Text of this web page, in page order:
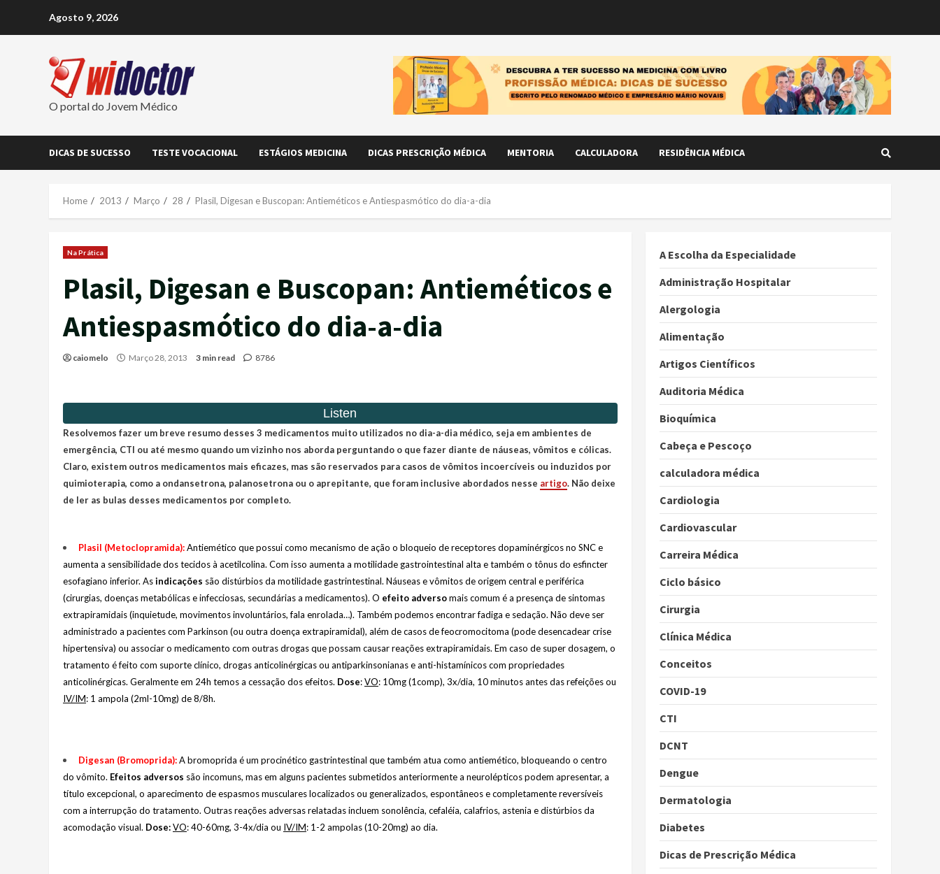
Agosto 9, 2026
O portal do Jovem Médico
DICAS DE SUCESSO TESTE VOCACIONAL ESTÁGIOS MEDICINA DICAS PRESCRIÇÃO MÉDICA MENTORIA CALCULADORA RESIDÊNCIA MÉDICA
Home 2013 Março 28 Plasil, Digesan e Buscopan: Antieméticos e Antiespasmótico do dia-a-dia
Na Prática
Plasil, Digesan e Buscopan: Antieméticos e
Antiespasmótico do dia-a-dia
caiomelo Março 28, 2013 3 min read 8786
Resolvemos fazer um breve resumo desses 3 medicamentos muito utilizados no dia-a-dia médico, seja em ambientes de
emergência, CTI ou até mesmo quando um vizinho nos aborda perguntando o que fazer diante de náuseas, vômitos e cólicas.
Claro, existem outros medicamentos mais eficazes, mas são reservados para casos de vômitos incoercíveis ou induzidos por
quimioterapia, como a ondansetrona, palanosetrona ou o aprepitante, que foram inclusive abordados nesse artigo. Não deixe
de ler as bulas desses medicamentos por completo.
Plasil (Metoclopramida):Antiemético que possui como mecanismo de ação o bloqueio de receptores dopaminérgicos no SNC e
aumenta a sensibilidade dos tecidos à acetilcolina. Com isso aumenta a motilidade gastrointestinal alta e também o tônus do esfincter
esofagiano inferior. Asindicações são distúrbios da motilidade gastrintestinal. Náuseas e vômitos de origem central e periférica
(cirurgias, doenças metabólicas e infecciosas, secundárias a medicamentos). O efeito adversomais comum é a presença de sintomas
extrapiramidais (inquietude, movimentos involuntários, fala enrolada…). Também podemos encontrar fadiga e sedação. Não deve ser
administrado a pacientes com Parkinson (ou outra doença extrapiramidal), além de casos de feocromocitoma (pode desencadear crise
hipertensiva) ou associar o medicamento com outras drogas que possam causar reações extrapiramidais. Em caso de super dosagem, o
tratamento é feito com suporte clínico, drogas anticolinérgicas ou antiparkinsonianas e anti-histamínicos com propriedades
anticolinérgicas. Geralmente em 24h temos a cessação dos efeitos. Dose:VO: 10mg (1comp), 3x/dia, 10 minutos antes das refeições ou
IV/IM: 1 ampola (2ml-10mg) de 8/8h.
Digesan (Bromoprida):A bromoprida é um procinético gastrintestinal que também atua como antiemético, bloqueando o centro
do vômito. Efeitos adversos são incomuns, mas em alguns pacientes submetidos anteriormente a neurolépticos podem apresentar, a
título excepcional, o aparecimento de espasmos musculares localizados ou generalizados, espontâneos e completamente reversíveis
com a interrupção do tratamento. Outras reações adversas relatadas incluem sonolência, cefaléia, calafrios, astenia e distúrbios da
acomodação visual. Dose:VO: 40-60mg, 3-4x/dia ou IV/IM: 1-2 ampolas (10-20mg) ao dia.
A Escolha da Especialidade
Administração Hospitalar
Alergologia
Alimentação
Artigos Científicos
Auditoria Médica
Bioquímica
Cabeça e Pescoço
calculadora médica
Cardiologia
Cardiovascular
Carreira Médica
Ciclo básico
Cirurgia
Clínica Médica
Conceitos
COVID-19
CTI
DCNT
Dengue
Dermatologia
Diabetes
Dicas de Prescrição Médica